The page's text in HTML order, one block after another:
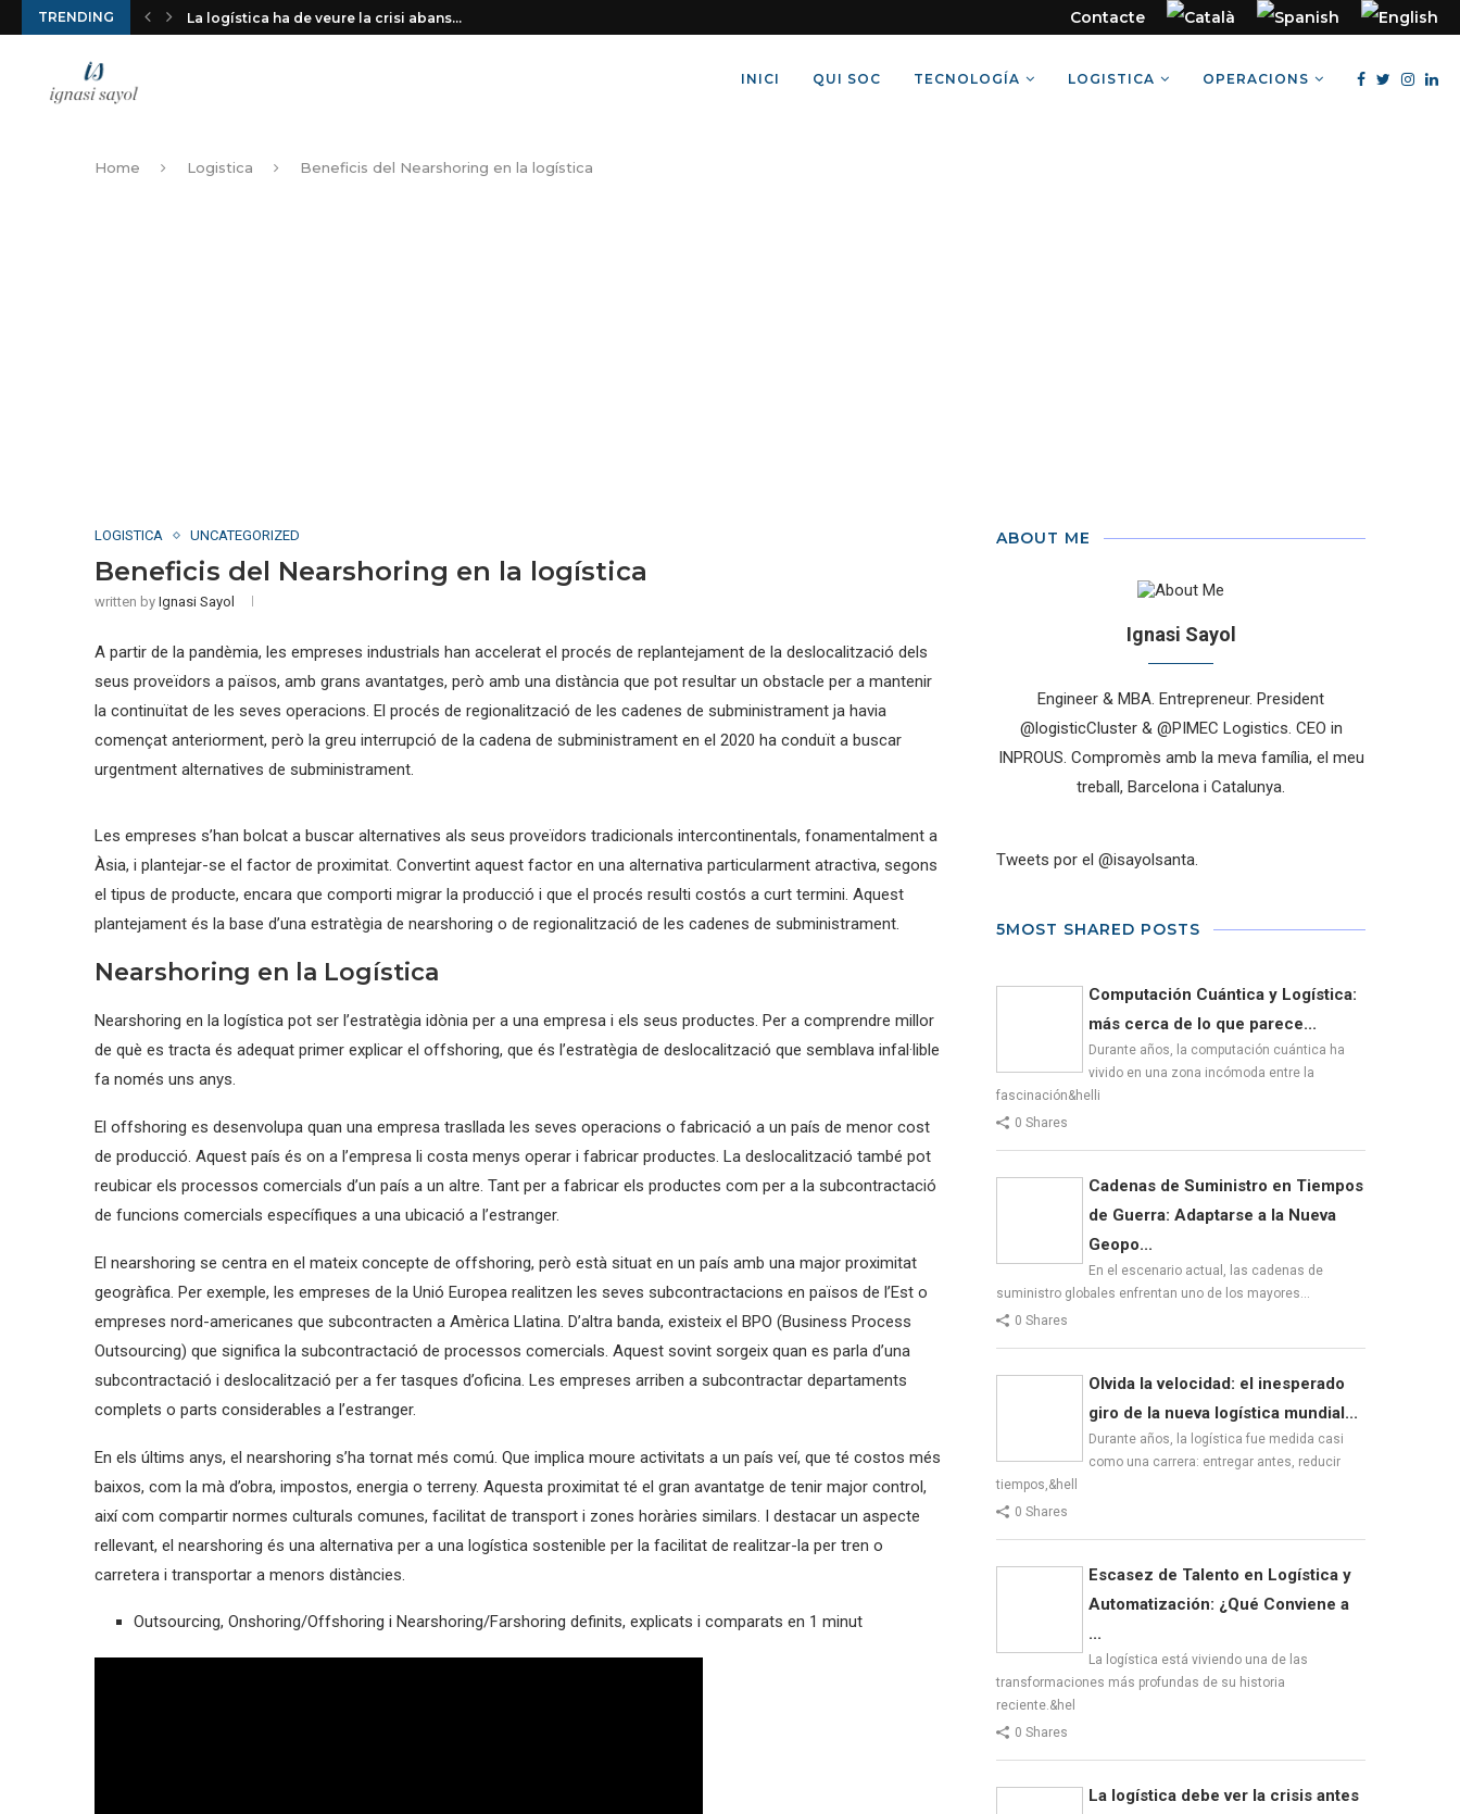
TRENDING La logística ha de veure la crisi abans... Contacte
INICI QUI SOC TECNOLOGÍA LOGISTICA OPERACIONS
Home Logistica Beneficis del Nearshoring en la logística
LOGISTICA UNCATEGORIZED
Beneficis del Nearshoring en la logística
written by Ignasi Sayol
A partir de la pandèmia, les empreses industrials han accelerat el procés de replantejament de la deslocalització dels
seus proveïdors a països, amb grans avantatges, però amb una distància que pot resultar un obstacle per a mantenir
la continuïtat de les seves operacions. El procés de regionalització de les cadenes de subministrament ja havia
començat anteriorment, però la greu interrupció de la cadena de subministrament en el 2020 ha conduït a buscar
urgentment alternatives de subministrament.
Les empreses s’han bolcat a buscar alternatives als seus proveïdors tradicionals intercontinentals, fonamentalment a
Àsia, i plantejar-se el factor de proximitat. Convertint aquest factor en una alternativa particularment atractiva, segons
el tipus de producte, encara que comporti migrar la producció i que el procés resulti costós a curt termini. Aquest
plantejament és la base d’una estratègia de nearshoring o de regionalització de les cadenes de subministrament.
Nearshoring en la Logística
Nearshoring en la logística pot ser l’estratègia idònia per a una empresa i els seus productes. Per a comprendre millor
de què es tracta és adequat primer explicar el offshoring, que és l’estratègia de deslocalització que semblava infal·lible
fa només uns anys.
El offshoring es desenvolupa quan una empresa trasllada les seves operacions o fabricació a un país de menor cost
de producció. Aquest país és on a l’empresa li costa menys operar i fabricar productes. La deslocalització també pot
reubicar els processos comercials d’un país a un altre. Tant per a fabricar els productes com per a la subcontractació
de funcions comercials específiques a una ubicació a l’estranger.
El nearshoring se centra en el mateix concepte de offshoring, però està situat en un país amb una major proximitat
geogràfica. Per exemple, les empreses de la Unió Europea realitzen les seves subcontractacions en països de l’Est o
empreses nord-americanes que subcontracten a Amèrica Llatina. D’altra banda, existeix el BPO (Business Process
Outsourcing) que significa la subcontractació de processos comercials. Aquest sovint sorgeix quan es parla d’una
subcontractació i deslocalització per a fer tasques d’oficina. Les empreses arriben a subcontractar departaments
complets o parts considerables a l’estranger.
En els últims anys, el nearshoring s’ha tornat més comú. Que implica moure activitats a un país veí, que té costos més
baixos, com la mà d’obra, impostos, energia o terreny. Aquesta proximitat té el gran avantatge de tenir major control,
així com compartir normes culturals comunes, facilitat de transport i zones horàries similars. I destacar un aspecte
rellevant, el nearshoring és una alternativa per a una logística sostenible per la facilitat de realitzar-la per tren o
carretera i transportar a menors distàncies.
Outsourcing, Onshoring/Offshoring i Nearshoring/Farshoring definits, explicats i comparats en 1 minut
ABOUT ME
Ignasi Sayol
Engineer & MBA. Entrepreneur. President
@logisticCluster & @PIMEC Logistics. CEO in
INPROUS. Compromès amb la meva família, el meu
treball, Barcelona i Catalunya.
Tweets por el @isayolsanta.
5MOST SHARED POSTS
Computación Cuántica y Logística:
más cerca de lo que parece...
Durante años, la computación cuántica ha
vivido en una zona incómoda entre la
fascinación&helli
0 Shares
Cadenas de Suministro en Tiempos
de Guerra: Adaptarse a la Nueva
Geopo...
En el escenario actual, las cadenas de
suministro globales enfrentan uno de los mayores…
0 Shares
Olvida la velocidad: el inesperado
giro de la nueva logística mundial...
Durante años, la logística fue medida casi
como una carrera: entregar antes, reducir
tiempos,&hell
0 Shares
Escasez de Talento en Logística y
Automatización: ¿Qué Conviene a
...
La logística está viviendo una de las
transformaciones más profundas de su historia
reciente.&hel
0 Shares
La logística debe ver la crisis antes